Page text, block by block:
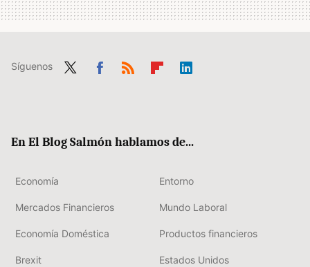
Síguenos
En El Blog Salmón hablamos de...
Economía Entorno
Mercados Financieros Mundo Laboral
Economía Doméstica Productos financieros
Brexit Estados Unidos